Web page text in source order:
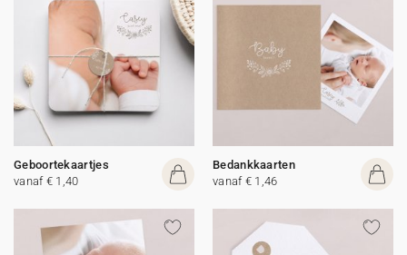
Geboortekaartjes
vanaf € 1,40
Bedankkaarten
vanaf € 1,46